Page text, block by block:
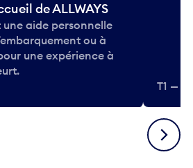
de ALLWAYS
aide personnelle
ou à
une expérience à
T1 —
Suivant